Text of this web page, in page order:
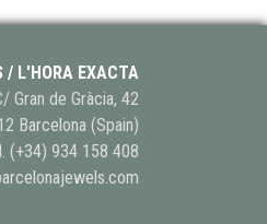
/ L'HORA EXACTA
Gran de Gràcia, 42
Barcelona (Spain)
(+34) 934 158 408